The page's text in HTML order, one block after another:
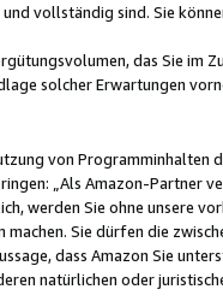
vollständig sind. Sie
das Sie im
solcher Erwartungen
von Programminhalten
„Als Amazon-Partner
werden Sie ohne unsere
Sie dürfen die
dass Amazon Sie
natürlichen oder